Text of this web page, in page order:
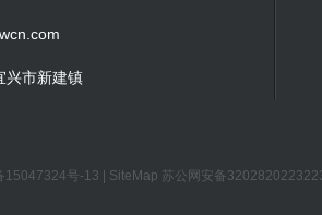
兴市新建镇
15047324号-13 SiteMap 苏公网安备